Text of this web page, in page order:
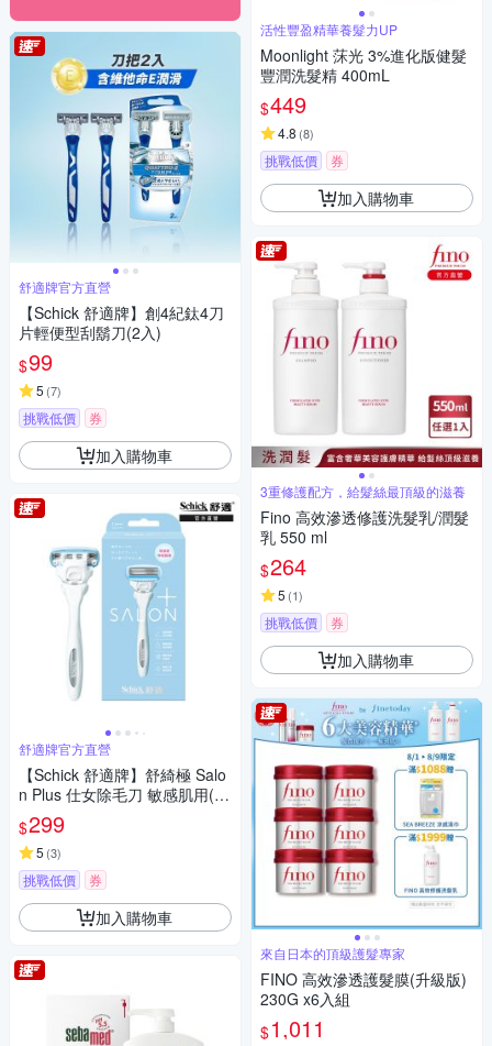
舒適牌官方直營
【Schick 舒適牌】創4紀鈦4刀
片輕便型刮鬍刀(2入)
$99
5 (7)
挑戰低價 券
加入購物車
舒適牌官方直營
【Schick 舒適牌】舒綺極 Salo
n Plus 仕女除毛刀 敏感肌用(1
刀把1刀片)
$299
5 (3)
挑戰低價 券
加入購物車
活性豐盈精華養髮力UP
Moonlight 莯光 3%進化版健髮
豐潤洗髮精 400mL
$449
4.8 (8)
挑戰低價 券
加入購物車
3重修護配方，給髮絲最頂級的滋養
Fino 高效滲透修護洗髮乳/潤髮
乳 550 ml
$264
5 (1)
挑戰低價 券
加入購物車
來自日本的頂級護髮專家
FINO 高效滲透護髮膜(升級版)
230G x6入組
$1,011